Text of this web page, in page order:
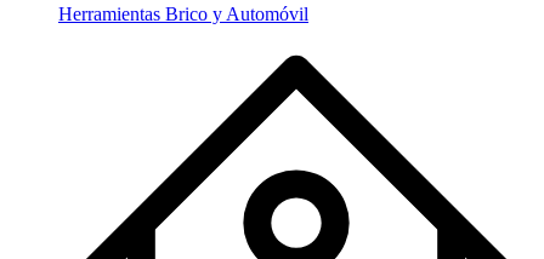
Herramientas Brico y Automóvil